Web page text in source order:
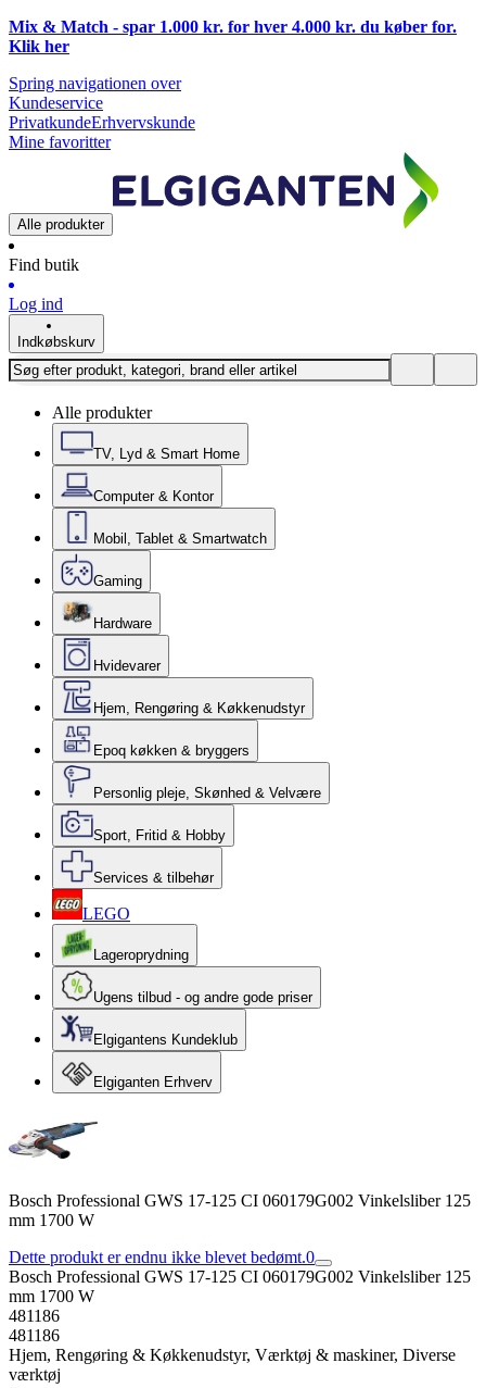
Mix & Match - spar 1.000 kr. for hver 4.000 kr. du køber for.
Klik her
Spring navigationen over
Kundeservice
PrivatkundeErhvervskunde
Mine favoritter
Alle produkter
Find butik
Log ind
Indkøbskurv
Alle produkter
TV, Lyd & Smart Home
Computer & Kontor
Mobil, Tablet & Smartwatch
Gaming
Hardware
Hvidevarer
Hjem, Rengøring & Køkkenudstyr
Epoq køkken & bryggers
Personlig pleje, Skønhed & Velvære
Sport, Fritid & Hobby
Services & tilbehør
LEGO
Lageroprydning
Ugens tilbud - og andre gode priser
Elgigantens Kundeklub
Elgiganten Erhverv
Bosch Professional GWS 17-125 CI 060179G002 Vinkelsliber 125
mm 1700 W
Dette produkt er endnu ikke blevet bedømt.0
Bosch Professional GWS 17-125 CI 060179G002 Vinkelsliber 125
mm 1700 W
481186
481186
Hjem, Rengøring & Køkkenudstyr, Værktøj & maskiner, Diverse
værktøj